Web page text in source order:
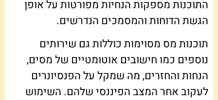
התוכנות מספקות הנחיות מפורטות על אופן
הגשת הדוחות והמסמכים הנדרשים.
תוכנות מס מסוימות כוללות גם שירותים
נוספים כמו חישובים אוטומטיים של מסים,
הנחות והחזרים, מה שמקל על הפנסיונרים
לעקוב אחר המצב הפיננסי שלהם. השימוש